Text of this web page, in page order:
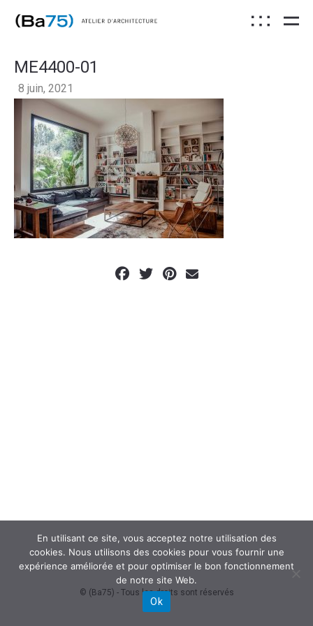
ME4400-01
8 juin, 2021
© (Ba75) - Tous les droits sont réservés
En utilisant ce site, vous acceptez notre utilisation des
cookies. Nous utilisons des cookies pour vous fournir une
expérience améliorée et pour optimiser le bon fonctionnement
de notre site Web.
Ok